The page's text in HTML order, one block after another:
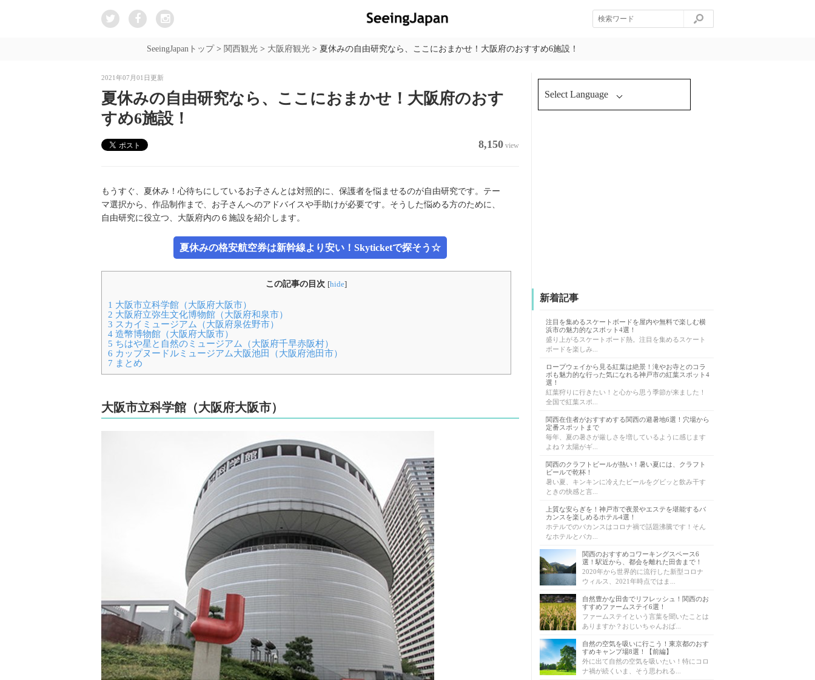
SeeingJapanトップ> 関西観光> 大阪府観光> 夏休みの自由研究なら、ここにおまかせ！大阪府のおすすめ6施設！
2021年07月01日更新
夏休みの自由研究なら、ここにおまかせ！大阪府のおす
すめ6施設！
8,150 view
もうすぐ、夏休み！心待ちにしているお子さんとは対照的に、保護者を悩ませるのが自由研究です。テー
マ選択から、作品制作まで、お子さんへのアドバイスや手助けが必要です。そうした悩める方のために、
自由研究に役立つ、大阪府内の６施設を紹介します。
夏休みの格安航空券は新幹線より安い！Skyticketで探そう☆
この記事の目次 [hide]
1 大阪市立科学館（大阪府大阪市）
2 大阪府立弥生文化博物館（大阪府和泉市）
3 スカイミュージアム（大阪府泉佐野市）
4 造幣博物館（大阪府大阪市）
5 ちはや星と自然のミュージアム（大阪府千早赤阪村）
6 カップヌードルミュージアム大阪池田（大阪府池田市）
7 まとめ
大阪市立科学館（大阪府大阪市）
Select Language
新着記事
注目を集めるスケートボードを屋内や無料で楽しむ横
浜市の魅力的なスポット4選！
盛り上がるスケートボード熱。注目を集めるスケート
ボードを楽しみ...
ロープウェイから見る紅葉は絶景！滝やお寺とのコラ
ボも魅力的な行った気になれる神戸市の紅葉スポット4
選！
紅葉狩りに行きたい！と心から思う季節が来ました！
全国で紅葉スポ...
関西在住者がおすすめする関西の避暑地6選！穴場から
定番スポットまで
毎年、夏の暑さが厳しさを増しているように感じます
よね？太陽がギ...
関西のクラフトビールが熱い！暑い夏には、クラフト
ビールで乾杯！
暑い夏、キンキンに冷えたビールをグビッと飲み干す
ときの快感と言...
上質な安らぎを！神戸市で夜景やエステを堪能するバ
カンスを楽しめるホテル4選！
ホテルでのバカンスはコロナ禍で話題沸騰です！そん
なホテルとバカ...
関西のおすすめコワーキングスペース6
選！駅近から、都会を離れた田舎まで！
2020年から世界的に流行した新型コロナ
ウィルス、2021年時点ではま...
自然豊かな田舎でリフレッシュ！関西のお
すすめファームステイ6選！
ファームステイという言葉を聞いたことは
ありますか？おじいちゃんおば...
自然の空気を吸いに行こう！東京都のおす
すめキャンプ場8選！【前編】
外に出て自然の空気を吸いたい！特にコロ
ナ禍が続くいま、そう思われる...